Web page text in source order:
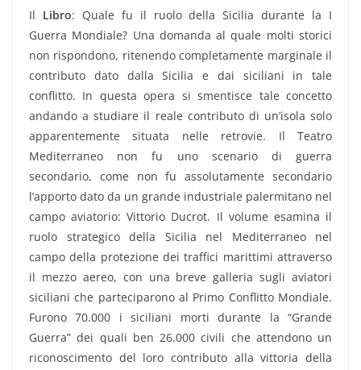
Il Libro: Quale fu il ruolo della Sicilia durante la I
Guerra Mondiale? Una domanda al quale molti storici
non rispondono, ritenendo completamente marginale il
contributo dato dalla Sicilia e dai siciliani in tale
conflitto. In questa opera si smentisce tale concetto
andando a studiare il reale contributo di un’isola solo
apparentemente situata nelle retrovie. Il Teatro
Mediterraneo non fu uno scenario di guerra
secondario, come non fu assolutamente secondario
l’apporto dato da un grande industriale palermitano nel
campo aviatorio: Vittorio Ducrot. Il volume esamina il
ruolo strategico della Sicilia nel Mediterraneo nel
campo della protezione dei traffici marittimi attraverso
il mezzo aereo, con una breve galleria sugli aviatori
siciliani che parteciparono al Primo Conflitto Mondiale.
Furono 70.000 i siciliani morti durante la “Grande
Guerra” dei quali ben 26.000 civili che attendono un
riconoscimento del loro contributo alla vittoria della